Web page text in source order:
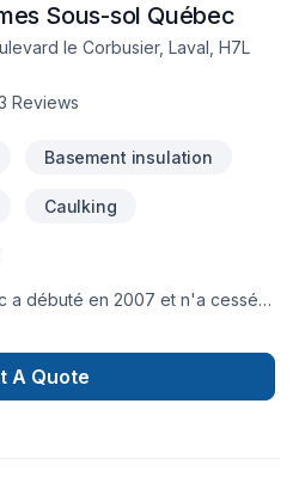
Sous-sol Québec
le Corbusier, Laval, H7L
Reviews
Basement insulation
Caulking
a débuté en 2007 et n'a cessé
le fondateur, Michel
des sous-sols et la
exactement l’industrie qu’il
A Quote